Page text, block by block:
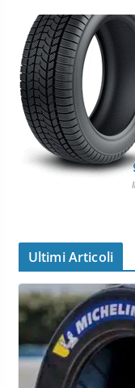
Ultimi Articoli